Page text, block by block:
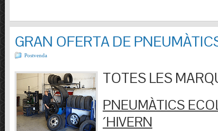
GRAN OFERTA DE
Postvenda
TOTES LES
PNEUMÀTICS
´HIVERN